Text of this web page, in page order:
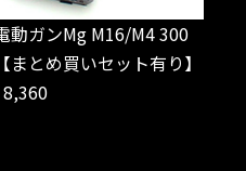
動ガンMg M16/M4 300
まとめ買いセット有り】